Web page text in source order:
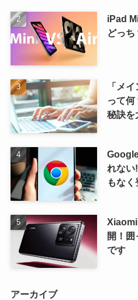
iPad
どっち
「メ
って
秘訣を
れない
もなく
開！囲
です
アーカイブ